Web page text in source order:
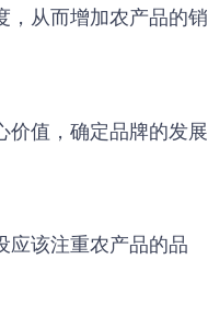
，从而增加农产品的销
价值，确定品牌的发展
应该注重农产品的品